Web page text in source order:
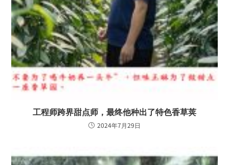
工程师跨界甜点师，最终他种出了特色香草荚
2024年7月29日